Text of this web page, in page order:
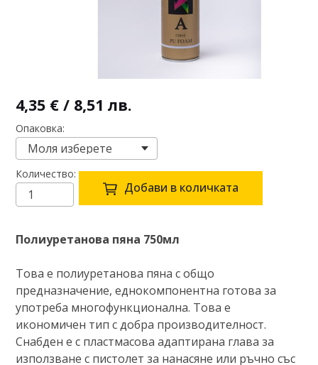
4,35 € / 8,51 лв.
Опаковка
Количество
Добави в количката
Полиуретанова пяна 750мл
Това е полиуретанова пяна с общо
предназначение, еднокомпонентна готова за
употреба многофункционална. Това е
икономичен тип с добра производителност.
Снабден е с пластмасова адаптирана глава за
използване с пистолет за нанасяне или ръчно със